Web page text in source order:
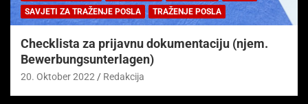
SAVJETI ZA TRAŽENJE POSLA
TRAŽENJE POSLA
Checklista za prijavnu dokumentaciju (njem.
Bewerbungsunterlagen)
20. Oktober 2022 Redakcija